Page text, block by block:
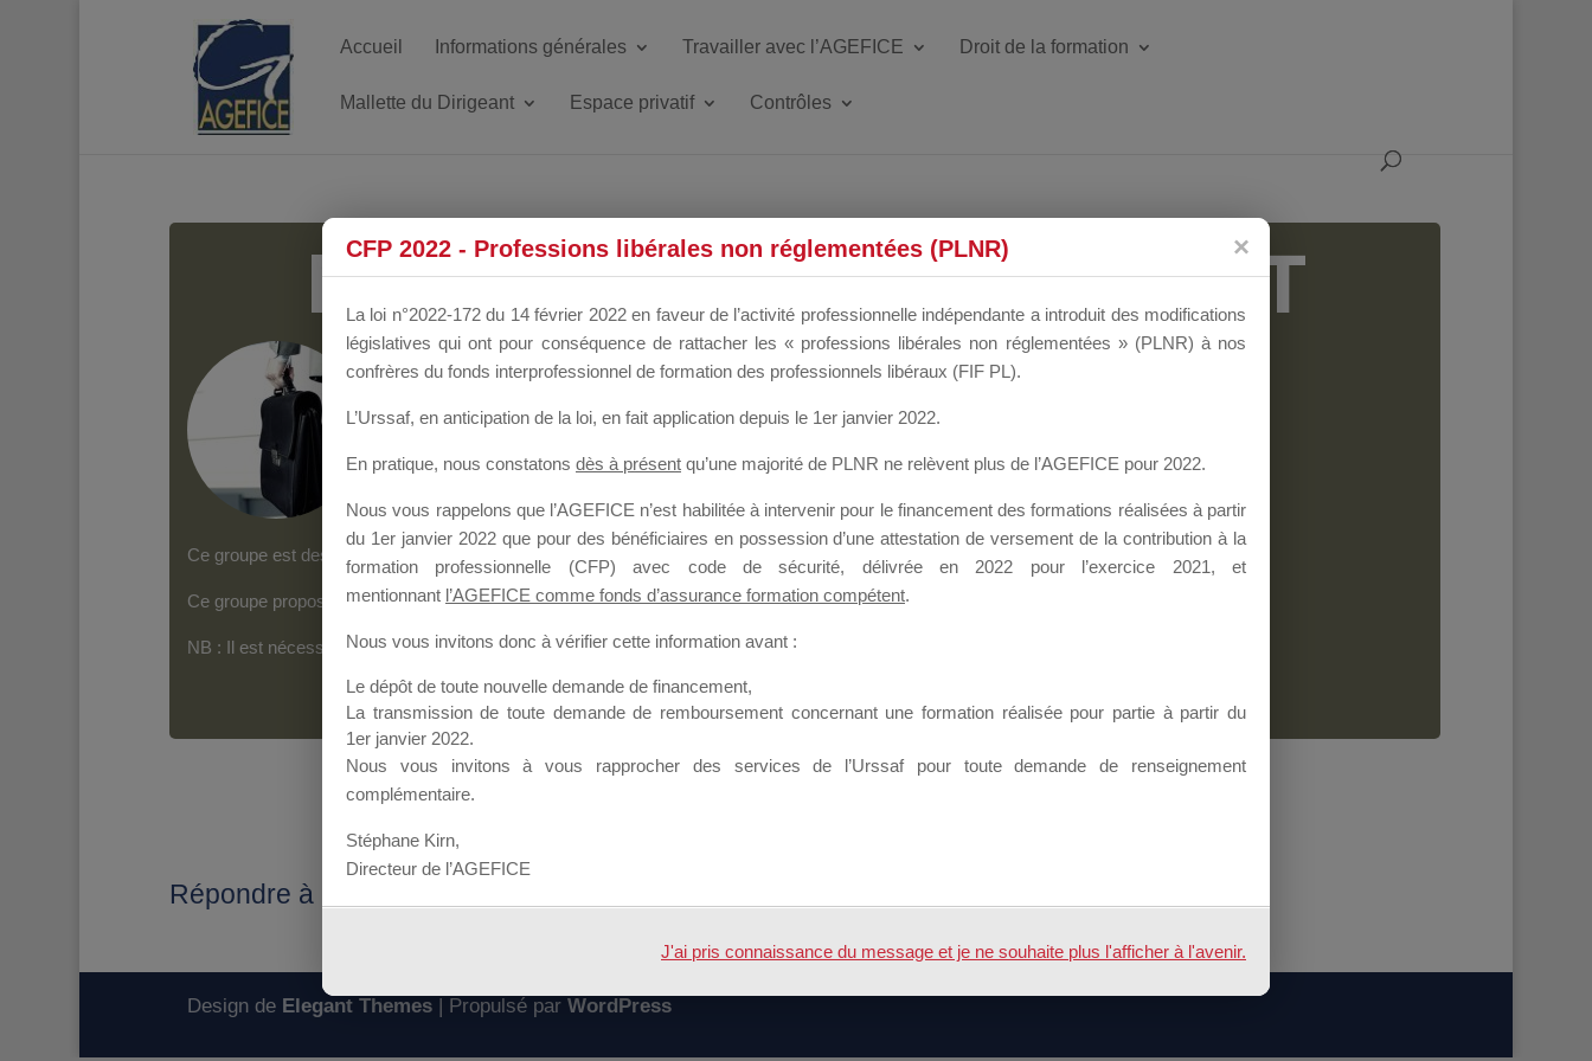
Accueil Informations générales Travailler avec l’AGEFICE Droit de la formation
Mallette du Dirigeant Espace privatif Contrôles
MALLETTE DU DIRIGEANT
Groupe Public il y a un mois
Ce groupe est destiné aux Organismes de Formation qui souhaitent répondre à l’Appel à Propositions Mallette du Dirigeant.
Ce groupe propose un forum dédié au support sur lequel il est possible de laisser un message ou poser une question.
NB : Il est nécessaire d’êtreinscrit(e)pour pouvoir rejoindre ce groupe
Répondre à : MALETTE DU DIRIGEANT 2021
Design de Elegant Themes| Propulsé par WordPress
CFP 2022 - Professions libérales non réglementées (PLNR)
La loi n°2022-172 du 14 février 2022 en faveur de l’activité professionnelle indépendante a introduit des modifications
législatives qui ont pour conséquence de rattacher les « professions libérales non réglementées » (PLNR) à nos
confrères du fonds interprofessionnel de formation des professionnels libéraux (FIF PL).
L’Urssaf, en anticipation de la loi, en fait application depuis le 1er janvier 2022.
En pratique, nous constatons dès à présent qu’une majorité de PLNR ne relèvent plus de l’AGEFICE pour 2022.
Nous vous rappelons que l’AGEFICE n’est habilitée à intervenir pour le financement des formations réalisées à partir
du 1er janvier 2022 que pour des bénéficiaires en possession d’une attestation de versement de la contribution à la
formation professionnelle (CFP) avec code de sécurité, délivrée en 2022 pour l’exercice 2021, et
mentionnant l’AGEFICE comme fonds d’assurance formation compétent.
Nous vous invitons donc à vérifier cette information avant :
Le dépôt de toute nouvelle demande de financement,
La transmission de toute demande de remboursement concernant une formation réalisée pour partie à partir du
1er janvier 2022.
Nous vous invitons à vous rapprocher des services de l’Urssaf pour toute demande de renseignement
complémentaire.
Stéphane Kirn,
Directeur de l’AGEFICE
J'ai pris connaissance du message et je ne souhaite plus l'afficher à l'avenir.